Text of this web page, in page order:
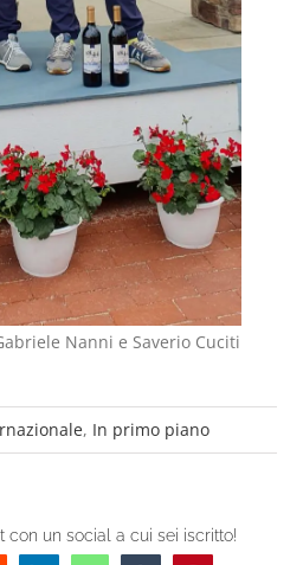
Nanni e Saverio Cuciti
, In primo piano
con un social a cui sei iscritto!